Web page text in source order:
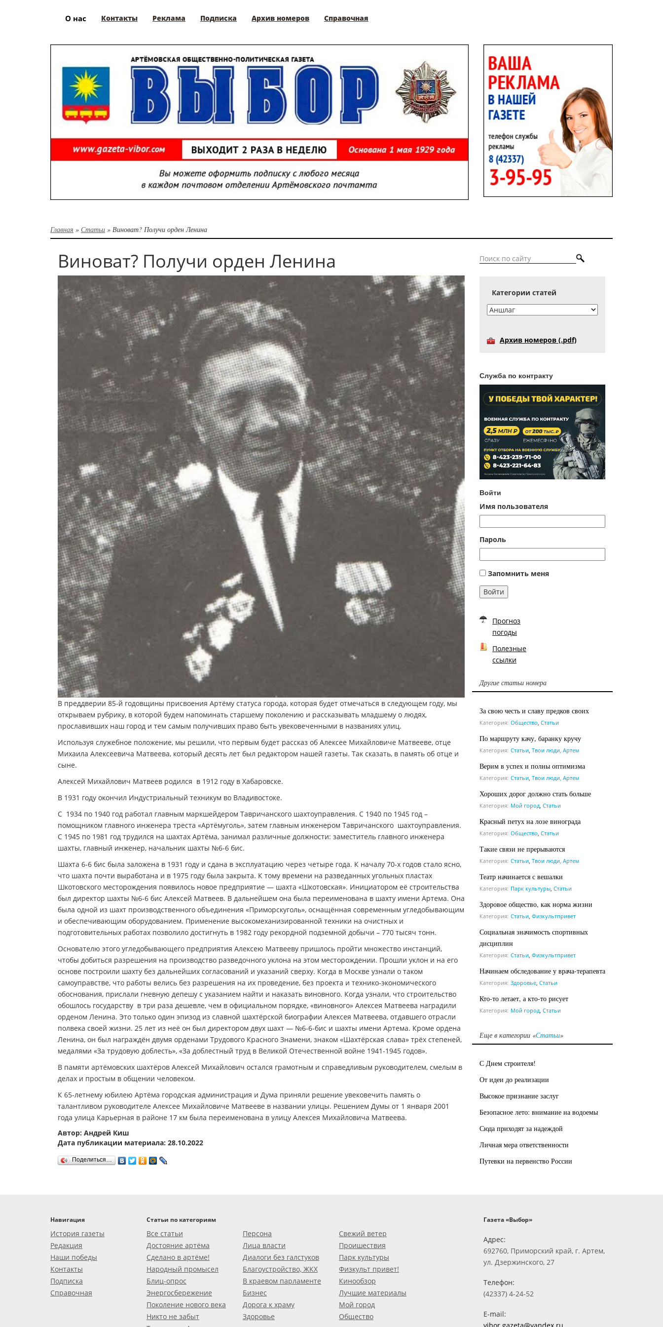
О нас Контакты Реклама Подписка Архив номеров Справочная
Главная » Статьи » Виноват? Получи орден Ленина
Виноват? Получи орден Ленина
В преддверии 85-й годовщины присвоения Артёму статуса города, которая будет отмечаться в следующем году, мы
открываем рубрику, в которой будем напоминать старшему поколению и рассказывать младшему о людях,
прославивших наш город и тем самым получивших право быть увековеченными в названиях улиц.
Используя служебное положение, мы решили, что первым будет рассказ об Алексее Михайловиче Матвееве, отце
Михаила Алексеевича Матвеева, который десять лет был редактором нашей газеты. Так сказать, в память об отце и
сыне.
Алексей Михайлович Матвеев родился в 1912 году в Хабаровске.
В 1931 году окончил Индустриальный техникум во Владивостоке.
С 1934 по 1940 год работал главным маркшейдером Тавричанского шахтоуправления. С 1940 по 1945 год –
помощником главного инженера треста «Артёмуголь», затем главным инженером Тавричанского шахтоуправления.
С 1945 по 1981 год трудился на шахтах Артёма, занимал различные должности: заместитель главного инженера
шахты, главный инженер, начальник шахты №6-6 бис.
Шахта 6-6 бис была заложена в 1931 году и сдана в эксплуатацию через четыре года. К началу 70-х годов стало ясно,
что шахта почти выработана и в 1975 году была закрыта. К тому времени на разведанных угольных пластах
Шкотовского месторождения появилось новое предприятие — шахта «Шкотовская». Инициатором её строительства
был директор шахты №6-6 бис Алексей Матвеев. В дальнейшем она была переименована в шахту имени Артема. Она
была одной из шахт производственного объединения «Приморскуголь», оснащённая современным угледобывающим
и обеспечивающим оборудованием. Применение высокомеханизированной техники на очистных и
подготовительных работах позволило достигнуть в 1982 году рекордной подземной добычи – 770 тысяч тонн.
Основателю этого угледобывающего предприятия Алексею Матвееву пришлось пройти множество инстанций,
чтобы добиться разрешения на производство разведочного уклона на этом месторождении. Прошли уклон и на его
основе построили шахту без дальнейших согласований и указаний сверху. Когда в Москве узнали о таком
самоуправстве, что работы велись без разрешения на их проведение, без проекта и технико-экономического
обоснования, прислали гневную депешу с указанием найти и наказать виновного. Когда узнали, что строительство
обошлось государству в три раза дешевле, чем в официальном порядке, «виновного» Алексея Матвеева наградили
орденом Ленина. Это только один эпизод из славной шахтёрской биографии Алексея Матвеева, отдавшего отрасли
полвека своей жизни. 25 лет из неё он был директором двух шахт — №6-6-бис и шахты имени Артема. Кроме ордена
Ленина, он был награждён двумя орденами Трудового Красного Знамени, знаком «Шахтёрская слава» трёх степеней,
медалями «За трудовую доблесть», «За доблестный труд в Великой Отечественной войне 1941-1945 годов».
В памяти артёмовских шахтёров Алексей Михайлович остался грамотным и справедливым руководителем, смелым в
делах и простым в общении человеком.
К 65-летнему юбилею Артёма городская администрация и Дума приняли решение увековечить память о
талантливом руководителе Алексее Михайловиче Матвееве в названии улицы. Решением Думы от 1 января 2001
года улица Карьерная в районе 17 км была переименована в улицу Алексея Михайловича Матвеева.
Автор: Андрей Киш
Дата публикации материала: 28.10.2022
Поделиться…
Категории статей
Архив номеров (.pdf)
Служба по контракту
Войти
Имя пользователя
Пароль
Запомнить меня
Войти
Прогноз
погоды
Полезные
ссылки
Другие статьи номера
За свою честь и славу предков своих
Категория: Общество Статьи
По маршруту качу, баранку кручу
Категория: Статьи Твои люди, Артем
Верим в успех и полны оптимизма
Категория: Статьи Твои люди, Артем
Хороших дорог должно стать больше
Категория: Мой город Статьи
Красный петух на лозе винограда
Категория: Общество Статьи
Такие связи не прерываются
Категория: Статьи Твои люди, Артем
Театр начинается с вешалки
Категория: Парк культуры Статьи
Здоровое общество, как норма жизни
Категория: Статьи Физкультпривет
Социальная значимость спортивных
дисциплин
Категория: Статьи Физкультпривет
Начинаем обследование у врача-терапевта
Категория: Здоровье Статьи
Кто-то летает, а кто-то рисует
Категория: Мой город Статьи
Еще в категории «Статьи»
С Днем строителя!
От идеи до реализации
Высокое признание заслуг
Безопасное лето: внимание на водоемы
Сюда приходят за надеждой
Личная мера ответственности
Путевки на первенство России
Навигация
История газеты
Редакция
Наши победы
Контакты
Подписка
Справочная
Статьи по категориям
Все статьи
Достояние артёма
Сделано в артёме!
Народный промысел
Блиц-опрос
Энергосбережение
Поколение нового века
Никто не забыт
Персона
Лица власти
Диалоги без галстуков
Благоустройство, ЖКХ
В краевом парламенте
Бизнес
Дорога к храму
Здоровье
Свежий ветер
Проишествия
Парк культуры
Физкульт привет!
Кинообзор
Лучшие материалы
Мой город
Общество
Газета «Выбор»
Адрес:
692760, Приморский край, г. Артем,
ул. Дзержинского, 27
Телефон:
(42337) 4-24-52
E-mail:
vibor.gazeta@yandex.ru